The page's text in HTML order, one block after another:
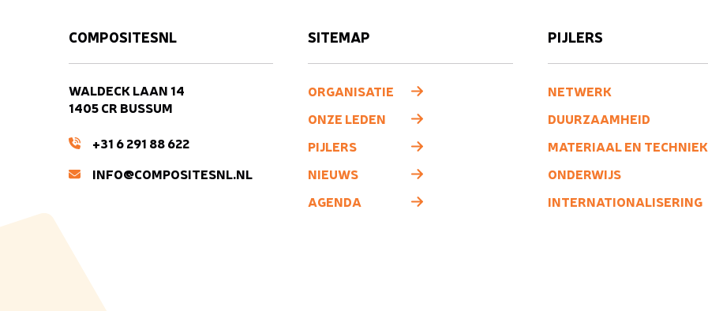
COMPOSITESNL
WALDECK LAAN 14
1405 CR BUSSUM
+31 6 291 88 622
INFO@COMPOSITESNL.NL
SITEMAP
ORGANISATIE
ONZE LEDEN
PIJLERS
NIEUWS
AGENDA
PIJLERS
NETWERK
DUURZAAMHEID
MATERIAAL EN TECHNIEK
ONDERWIJS
INTERNATIONALISERING